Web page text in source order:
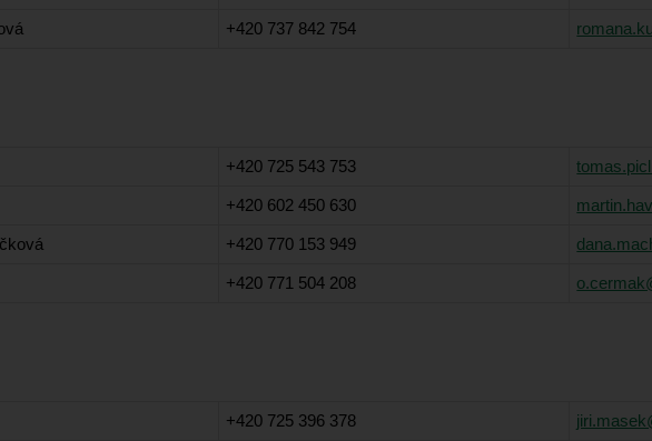
+420 737 842 754
+420 725 543 753
+420 602 450 630
+420 770 153 949
+420 771 504 208
+420 725 396 378